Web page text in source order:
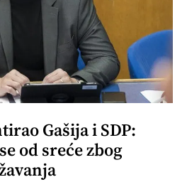
Gašija i SDP:
od sreće zbog